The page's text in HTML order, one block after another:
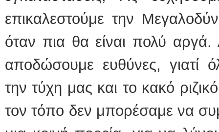
επικαλεστούμε την
όταν πια θα είναι πολύ
αποδώσουμε ευθύνες, γιατί
την τύχη μας και το κακό
τον τόπο δεν μπορέσαμε να